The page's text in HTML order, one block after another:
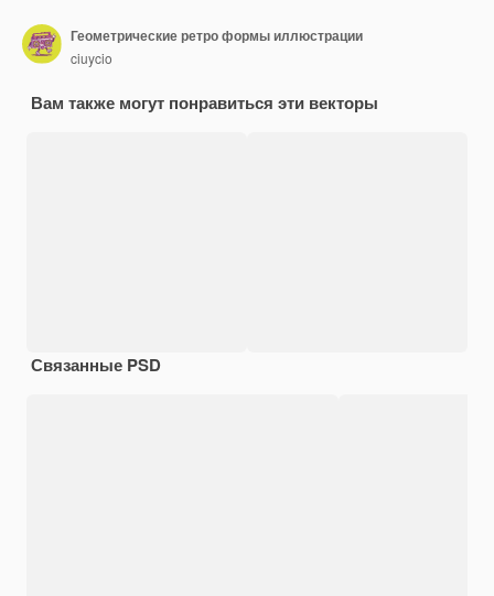
Геометрические ретро формы иллюстрации
ciuycio
Вам также могут понравиться эти векторы
Связанные PSD